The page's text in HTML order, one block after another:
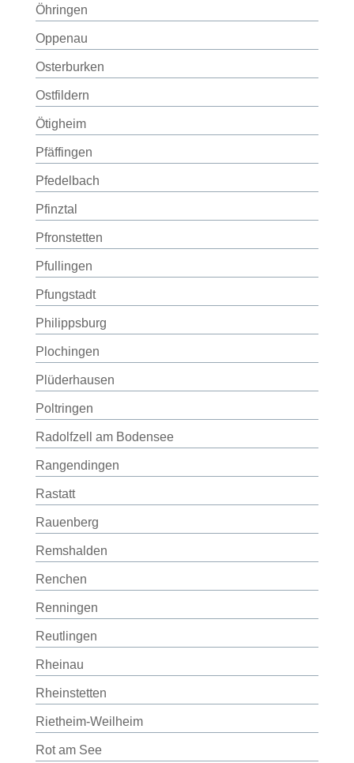
Öhringen
Oppenau
Osterburken
Ostfildern
Ötigheim
Pfäffingen
Pfedelbach
Pfinztal
Pfronstetten
Pfullingen
Pfungstadt
Philippsburg
Plochingen
Plüderhausen
Poltringen
Radolfzell am Bodensee
Rangendingen
Rastatt
Rauenberg
Remshalden
Renchen
Renningen
Reutlingen
Rheinau
Rheinstetten
Rietheim-Weilheim
Rot am See